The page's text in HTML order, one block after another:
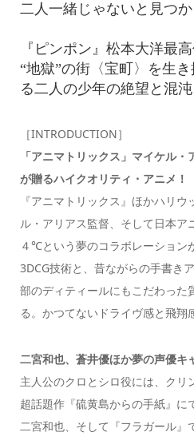
二人一緒じゃないと見つ
『ピンポン』松本大洋最
“地獄”の街〈宝町〉を生
る二人の少年の絶望と混
［INTRODUCTION］
「アニマトリックス」マイケル
が贈るハイクオリティ・アニメ！
『アニマトリックス』ほかハリ
ル・アリアス監督、そして日本ア
４℃という夢のコラボレーション
3DCG技術と、昔ながらの手書き
部のディティールにもこだわった
る。かつてないドライヴ感と飛翔
二宮和也、蒼井優ほか夢の声優キ
主人公のクロとシロ役には、クリ
超話題作『硫黄島からの手紙』に
二宮和也、そして『フラガール』